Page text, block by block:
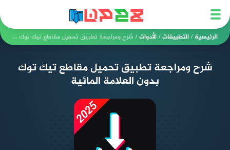
الرئيسية /التطبيقات/الأدوات/شرح ومراجعة تطبيق تحميل مقاطع تيك توك بدون العلامة المائية
شرح ومراجعة تطبيق تحميل مقاطع تيك توك
بدون العلامة المائية